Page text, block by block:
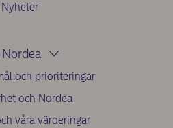
Nyheter
och prioriteringar
och Nordea
våra värderingar